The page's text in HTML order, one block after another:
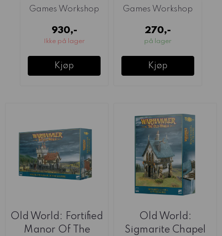
Of The Empire
Games Workshop
930,-
Ikke på lager
Kjøp
Fences
Games Workshop
270,-
på lager
Kjøp
Old World: Fortified
Manor Of The
Old World:
Sigmarite Chapel